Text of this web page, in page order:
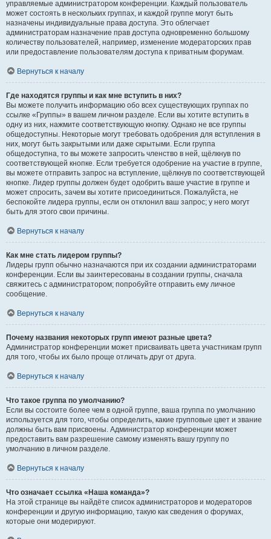
управляемые администратором конференции. Каждый пользователь
может состоять в нескольких группах, и каждой группе могут быть
назначены индивидуальные права доступа. Это облегчает
администраторам назначение прав доступа одновременно большому
количеству пользователей, например, изменение модераторских прав
или предоставление пользователям доступа к приватным форумам.
Вернуться к началу
Где находятся группы и как мне вступить в них?
Вы можете получить информацию обо всех существующих группах по
ссылке «Группы» в вашем личном разделе. Если вы хотите вступить в
одну из них, нажмите соответствующую кнопку. Однако не все группы
общедоступны. Некоторые могут требовать одобрения для вступления в
них, могут быть закрытыми или даже скрытыми. Если группа
общедоступна, то вы можете запросить членство в ней, щёлкнув по
соответствующей кнопке. Если требуется одобрение на участие в группе,
вы можете отправить запрос на вступление, щёлкнув по соответствующей
кнопке. Лидер группы должен будет одобрить ваше участие в группе и
может спросить, зачем вы хотите присоединиться. Пожалуйста, не
беспокойте лидера группы, если он отклонил ваш запрос; у него могут
быть для этого свои причины.
Вернуться к началу
Как мне стать лидером группы?
Лидеры групп обычно назначаются при их создании администраторами
конференции. Если вы заинтересованы в создании группы, сначала
свяжитесь с администратором; попробуйте отправить ему личное
сообщение.
Вернуться к началу
Почему названия некоторых групп имеют разные цвета?
Администратор конференции может присваивать цвета участникам групп
для того, чтобы их было проще отличать друг от друга.
Вернуться к началу
Что такое группа по умолчанию?
Если вы состоите более чем в одной группе, ваша группа по умолчанию
используется для того, чтобы определить, какие групповые цвет и звание
должны быть вам присвоены. Администратор конференции может
предоставить вам разрешение самому изменять вашу группу по
умолчанию в личном разделе.
Вернуться к началу
Что означает ссылка «Наша команда»?
На этой странице вы найдёте список администраторов и модераторов
конференции и другую информацию, такую как сведения о форумах,
которые они модерируют.